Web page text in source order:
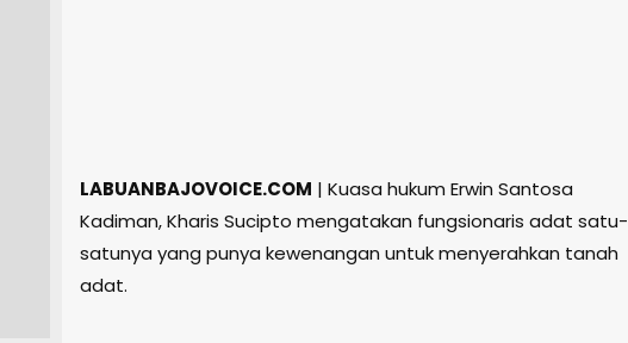
LABUANBAJOVOICE.COM | Kuasa hukum Erwin Santosa
Kadiman, Kharis Sucipto mengatakan fungsionaris adat satu-
satunya yang punya kewenangan untuk menyerahkan tanah
adat.